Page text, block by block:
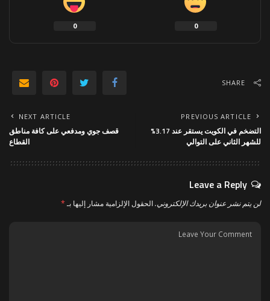
0
0
SHARE
PREVIOUS ARTICLE
التضخم في الكويت يستقر عند 3.17%
للشهر الثاني على التوالي
NEXT ARTICLE
قصف جوي ومدفعي على كافة مناطق
القطاع
Leave a Reply
لن يتم نشر عنوان بريدك الإلكتروني.الحقول الإلزامية مشار إليها بـ*